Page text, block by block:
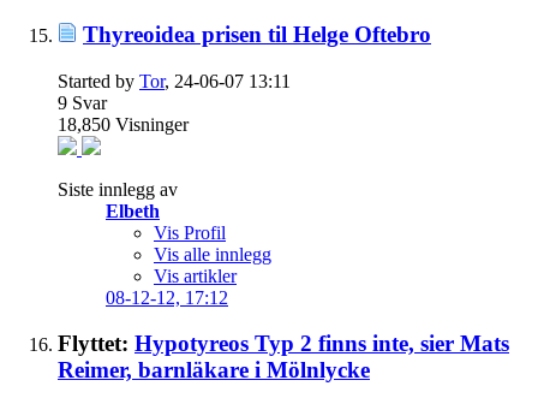
Thyreoidea prisen til Helge Oftebro
Started by Tor, 24-06-07 13:11
9 Svar
18,850 Visninger
Siste innlegg av
Elbeth
Vis Profil
Vis alle innlegg
Vis artikler
08-12-12, 17:12
Flyttet: Hypotyreos Typ 2 finns inte, sier Mats
Reimer, barnläkare i Mölnlycke